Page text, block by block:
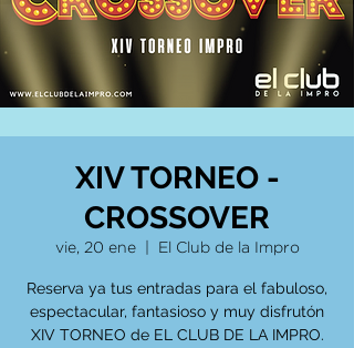
XIV TORNEO -
CROSSOVER
vie, 20 ene
  |
El Club de la Impro
Reserva ya tus entradas para el fabuloso,
espectacular, fantasioso y muy disfrutón
XIV TORNEO de EL CLUB DE LA IMPRO.